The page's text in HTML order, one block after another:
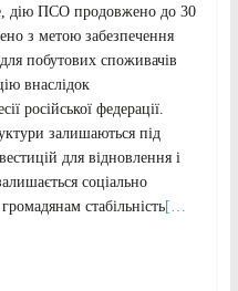
дію ПСО продовжено до 30
з метою забезпечення
для побутових споживачів
внаслідок
російської федерації.
залишаються під
для відновлення і
соціально
стабільність[…